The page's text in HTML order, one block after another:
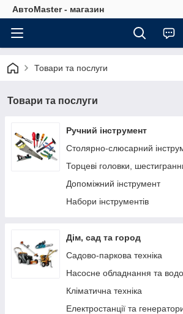
АвтоMaster - магазин
Товари та послуги
Товари та послуги
Ручний інструмент
Столярно-слюсарний
Торцеві головки,
Допоміжний інструмент
Набори інструментів
Дім, сад та город
Садово-паркова техніка
Насосне обладнання та
Кліматична техніка
Електростанції та